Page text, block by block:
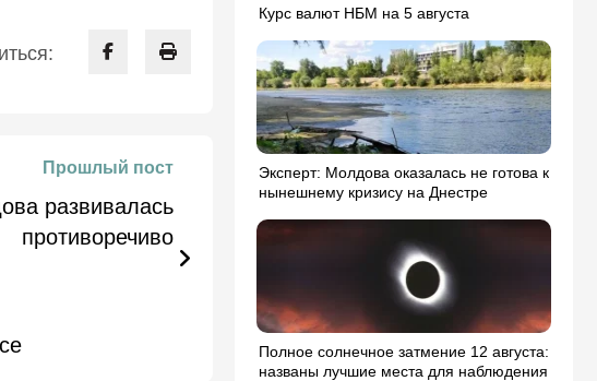
Прошлый пост
развивалась
противоречиво
Курс валют НБМ на 5 августа
Эксперт: Молдова оказалась не готова к
нынешнему кризису на Днестре
Полное солнечное затмение 12 августа:
названы лучшие места для наблюдения